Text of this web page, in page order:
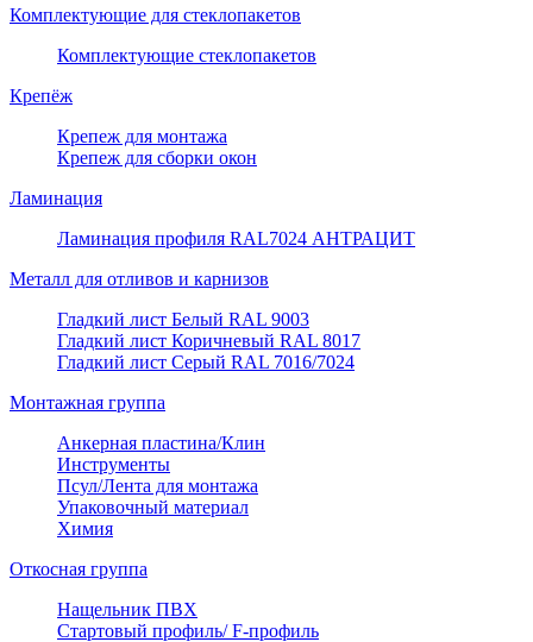
Комплектующие для стеклопакетов
Комплектующие стеклопакетов
Крепёж
Крепеж для монтажа
Крепеж для сборки окон
Ламинация
Ламинация профиля RAL7024 АНТРАЦИТ
Металл для отливов и карнизов
Гладкий лист Белый RAL 9003
Гладкий лист Коричневый RAL 8017
Гладкий лист Серый RAL 7016/7024
Монтажная группа
Анкерная пластина/Клин
Инструменты
Псул/Лента для монтажа
Упаковочный материал
Химия
Откосная группа
Нащельник ПВХ
Стартовый профиль/ F-профиль